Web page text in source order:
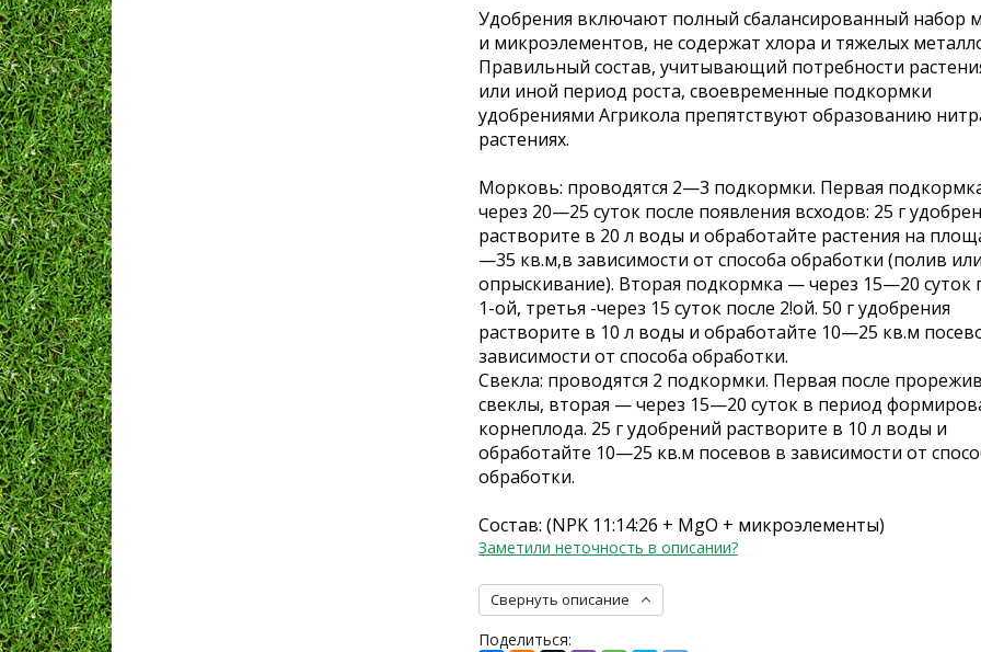
Удобрения включают полный сбалансированный набор
и микроэлементов, не содержат хлора и тяжелых
Правильный состав, учитывающий потребности
или иной период роста, своевременные подкормки
удобрениями Агрикола препятствуют образованию
растениях.
Морковь: проводятся 2—3 подкормки. Первая
через 20—25 суток после появления всходов: 25 г
растворите в 20 л воды и обработайте растения на
—35 кв.м,в зависимости от способа обработки (полив или
опрыскивание). Вторая подкормка — через 15—20 суток
1-ой, третья -через 15 суток после 2!ой. 50 г удобрения
растворите в 10 л воды и обработайте 10—25 кв.м
зависимости от способа обработки.
Свекла: проводятся 2 подкормки. Первая после
свеклы, вторая — через 15—20 суток в период
корнеплода. 25 г удобрений растворите в 10 л воды и
обработайте 10—25 кв.м посевов в зависимости от
обработки.
Состав: (NPK 11:14:26 + MgO + микроэлементы)
Заметили неточность в описании?
Свернуть описание
Поделиться: